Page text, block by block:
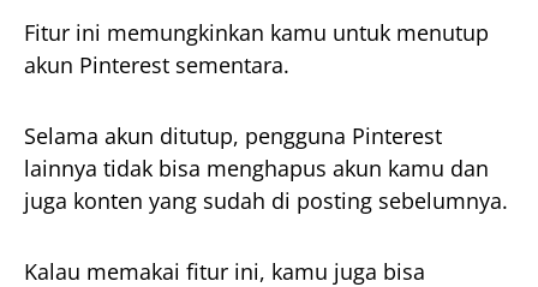
Fitur ini memungkinkan kamu untuk menutup
akun Pinterest sementara.
Selama akun ditutup, pengguna Pinterest
lainnya tidak bisa menghapus akun kamu dan
juga konten yang sudah di posting sebelumnya.
Kalau memakai fitur ini, kamu juga bisa